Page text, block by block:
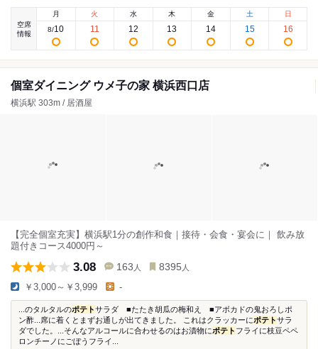
空席
情報
月
8/10
火
11
水
12
木
13
金
14
土
15
日
16
個室ダイニング ウメ子の家 横浜西口店
横浜駅 303m / 居酒屋
【完全個室充実】横浜駅1分の創作和食｜接待・会食・宴会に｜ 飲み放
題付きコース4000円～
3.08 163 人 8395 人
￥3,000～￥3,999 -
...のタルタルのポテトサラダ ■たたき胡瓜の梅和え ■アボカドの鬼おろしポ
ン酢...席に着くとまずお通しが出てきました。 これはクラッカーにポテトサラ
ダでした。...そんなアルコールに合わせるのはお漬物にポテト フライに枝豆ペペ
ロンチーノにごぼうフライ...